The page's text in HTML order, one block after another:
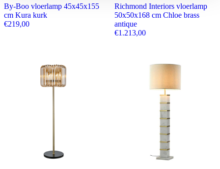
By-Boo vloerlamp 45x45x155
cm Kura kurk
€219,00
Richmond Interiors vloerlamp
50x50x168 cm Chloe brass
antique
€1.213,00